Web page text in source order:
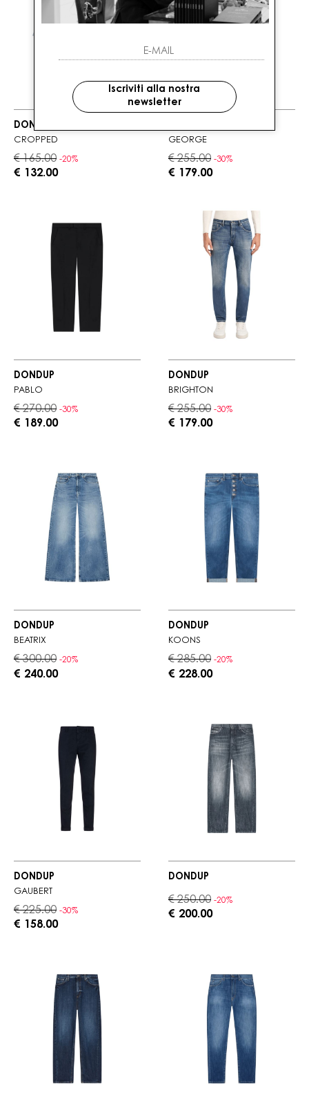
DONDUP
CROPPED
€ 165.00 -20%
€ 132.00
GEORGE
€ 255.00 -30%
€ 179.00
DONDUP
PABLO
€ 270.00 -30%
€ 189.00
DONDUP
BRIGHTON
€ 255.00 -30%
€ 179.00
DONDUP
BEATRIX
€ 300.00 -20%
€ 240.00
DONDUP
KOONS
€ 285.00 -20%
€ 228.00
DONDUP
GAUBERT
€ 225.00 -30%
€ 158.00
DONDUP
€ 250.00 -20%
€ 200.00
Iscriviti alla nostra
newsletter